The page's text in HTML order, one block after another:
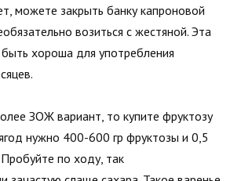
можете закрыть банку капроновой
возиться с жестяной. Эта
хороша для употребления
ЗОЖ вариант, то купите фруктозу
нужно 400-600 гр фруктозы и 0,5
Пробуйте по ходу, так